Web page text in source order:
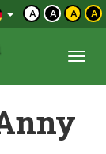
A A A A